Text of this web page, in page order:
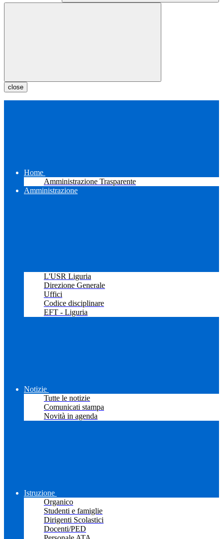
close
Home
Amministrazione Trasparente
Amministrazione
L'USR Liguria
Direzione Generale
Uffici
Codice disciplinare
EFT - Liguria
Notizie
Tutte le notizie
Comunicati stampa
Novità in agenda
Istruzione
Organico
Studenti e famiglie
Dirigenti Scolastici
Docenti/PED